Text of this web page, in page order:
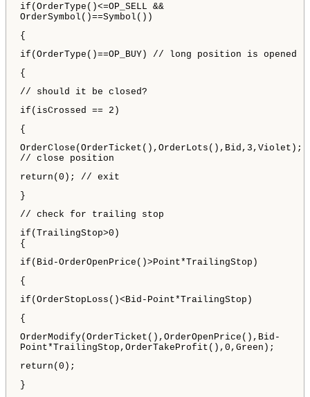
if(OrderType()<=OP_SELL &&
OrderSymbol()==Symbol())
{
if(OrderType()==OP_BUY) // long position is opened
{
// should it be closed?
if(isCrossed == 2)
{
OrderClose(OrderTicket(),OrderLots(),Bid,3,Violet);
// close position
return(0); // exit
}
// check for trailing stop
if(TrailingStop>0)
{
if(Bid-OrderOpenPrice()>Point*TrailingStop)
{
if(OrderStopLoss()<Bid-Point*TrailingStop)
{
OrderModify(OrderTicket(),OrderOpenPrice(),Bid-
Point*TrailingStop,OrderTakeProfit(),0,Green);
return(0);
}